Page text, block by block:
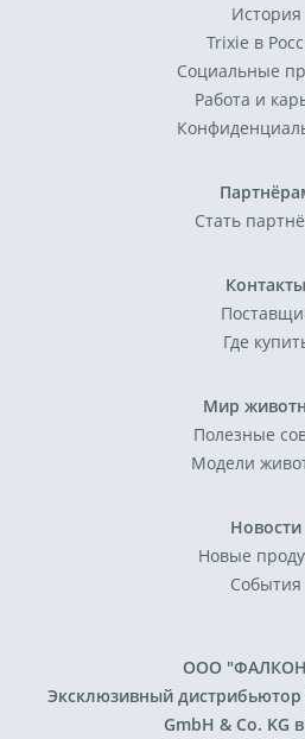
История
Trixie в
Социальные
Работа и
Стать
Контакты
Где
Мир
Полезные
Модели
Новости
Новые
События
ООО
Эксклюзивный дистрибьютор
GmbH & Co. KG